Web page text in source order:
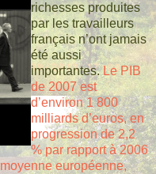
richesses produites
par les travailleurs
français n’ont jamais
été aussi
importantes.Le PIB
de 2007 est
d’environ 1 800
milliards d’euros, en
progression de 2,2
% par rapport à 2006
européenne,